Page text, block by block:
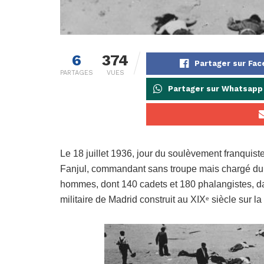
6
PARTAGES
374
VUES
Partager sur
Partager sur Whatsapp
Le 18 juillet 1936, jour du soulèvement
Fanjul, commandant sans troupe mais chargé
hommes, dont 140 cadets et 180 phalangistes,
militaire de Madrid construit au XIXe siècle sur